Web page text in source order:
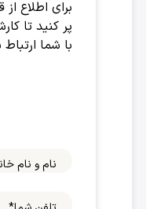
برای اطلاع
پر کنید تا
با شما ارتباط
نام و نام